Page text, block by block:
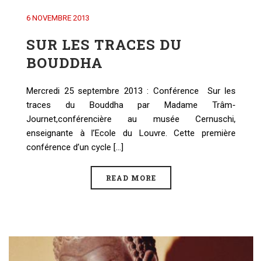
6 NOVEMBRE 2013
SUR LES TRACES DU
BOUDDHA
Mercredi 25 septembre 2013 : Conférence Sur les
traces du Bouddha par Madame Trâm-
Journet,conférencière au musée Cernuschi,
enseignante à l’Ecole du Louvre. Cette première
conférence d’un cycle [...]
READ MORE